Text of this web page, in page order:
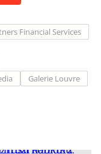
Financial Services
Galerie Louvre